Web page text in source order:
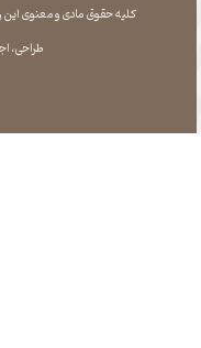
کلیه حقوق مادی و معنوی این
طراحی ،